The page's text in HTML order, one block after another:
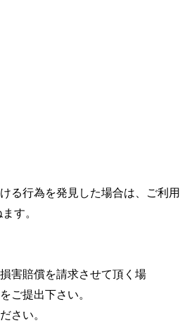
る行為を発見した場合は、ご利用
す。
害賠償を請求させて頂く場
ご提出下さい。
さい。